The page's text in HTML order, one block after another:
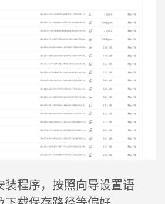
装程序，按照向导设置语